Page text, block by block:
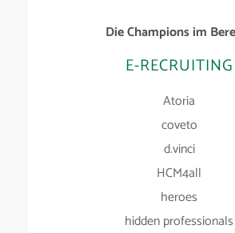
Die Champions im
E-RECRUITING
Atoria
coveto
d.vinci
HCM4all
heroes
hidden professionals